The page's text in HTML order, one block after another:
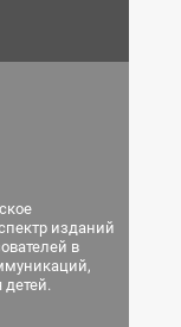
изданий
в